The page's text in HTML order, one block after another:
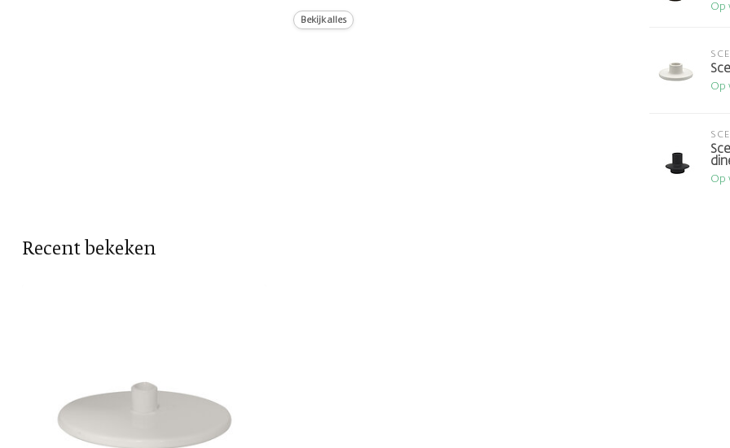
732 grBekijk alles
Op
Op
Op
Recent bekeken